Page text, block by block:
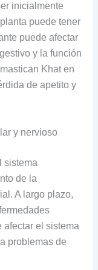
inicialmente
puede tener
puede afectar
y la función
Khat en
de apetito y
y nervioso
sistema
de la
A largo plazo,
afectar el sistema
problemas de